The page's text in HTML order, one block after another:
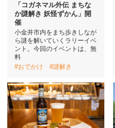
「コガネマル外伝 まちな
か謎解き 妖怪ずかん」開
催
小金井市内をまち歩きしなが
ら謎を解いていくラリーイベ
ント。今回のイベントは、無
料
#おでかけ
#謎解き